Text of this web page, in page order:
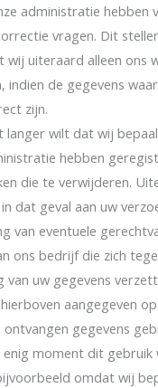
administratie hebben
vragen. Dit
wij uiteraard alleen ons
indien de gegevens
zijn.
langer wilt dat wij
hebben
die te verwijderen.
dat geval aan uw
van eventuele
ons bedrijf die zich
van uw gegevens
aangegeven
ontvangen gegevens
moment dit gebruik
omdat wij